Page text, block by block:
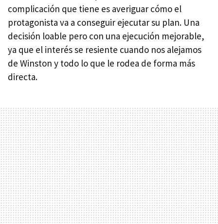
complicación que tiene es averiguar cómo el
protagonista va a conseguir ejecutar su plan. Una
decisión loable pero con una ejecución mejorable,
ya que el interés se resiente cuando nos alejamos
de Winston y todo lo que le rodea de forma más
directa.